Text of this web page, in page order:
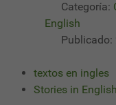
Categoría:
English
textos en ingles
Stories in English